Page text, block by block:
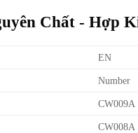
Chất - Hợp
EN
Number
CW009A
CW008A